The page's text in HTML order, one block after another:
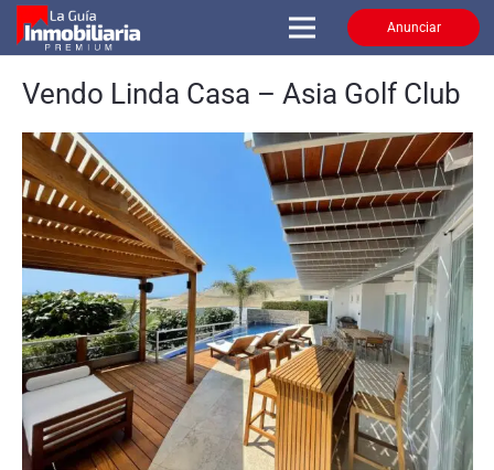
Anunciar
Vendo Linda Casa – Asia Golf Club